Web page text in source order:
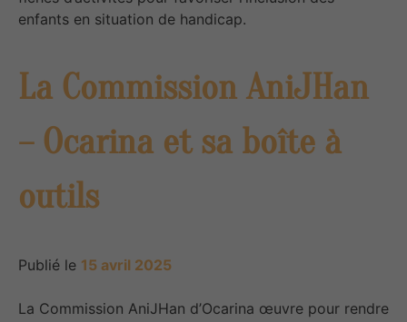
enfants en situation de handicap.
La Commission AniJHan
– Ocarina et sa boîte à
outils
Publié le 15 avril 2025
La Commission AniJHan d’Ocarina œuvre pour rendre